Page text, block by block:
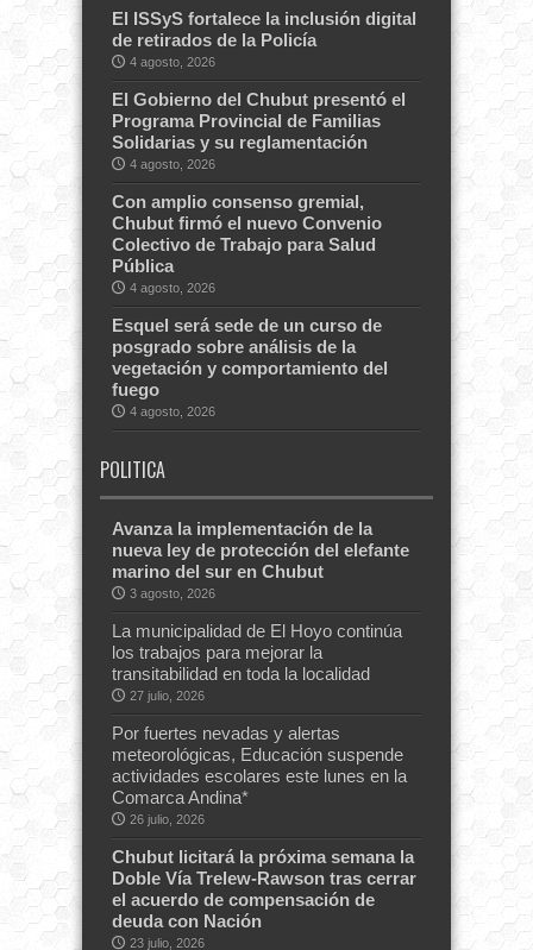
El ISSyS fortalece la inclusión digital
de retirados de la Policía
4 agosto, 2026
El Gobierno del Chubut presentó el
Programa Provincial de Familias
Solidarias y su reglamentación
4 agosto, 2026
Con amplio consenso gremial,
Chubut firmó el nuevo Convenio
Colectivo de Trabajo para Salud
Pública
4 agosto, 2026
Esquel será sede de un curso de
posgrado sobre análisis de la
vegetación y comportamiento del
fuego
4 agosto, 2026
POLITICA
Avanza la implementación de la
nueva ley de protección del elefante
marino del sur en Chubut
3 agosto, 2026
La municipalidad de El Hoyo continúa
los trabajos para mejorar la
transitabilidad en toda la localidad
27 julio, 2026
Por fuertes nevadas y alertas
meteorológicas, Educación suspende
actividades escolares este lunes en la
Comarca Andina*
26 julio, 2026
Chubut licitará la próxima semana la
Doble Vía Trelew-Rawson tras cerrar
el acuerdo de compensación de
deuda con Nación
23 julio, 2026